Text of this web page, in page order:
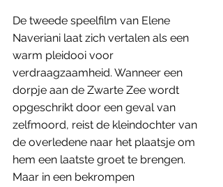
De tweede speelfilm van Elene
Naveriani laat zich vertalen als een
warm pleidooi voor
verdraagzaamheid. Wanneer een
dorpje aan de Zwarte Zee wordt
opgeschrikt door een geval van
zelfmoord, reist de kleindochter van
de overledene naar het plaatsje om
hem een laatste groet te brengen.
Maar in een bekrompen